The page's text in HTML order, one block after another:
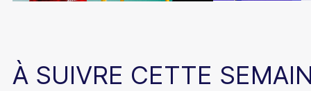
À SUIVRE CETTE